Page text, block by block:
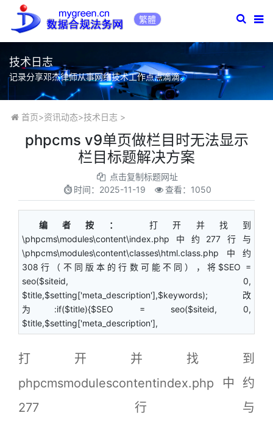
繁體
技术日志
记录分享邓杰律师从事网络技术工作点点滴滴。
首页>资讯动态>技术日志>
phpcms v9单页做栏目时无法显示
栏目标题解决方案
点击复制标题网址
时间： 2025-11-19 查看：1050
编者按：
打开并找到
\phpcms\modules\content\index.php中约277行与
\phpcms\modules\content\classes\html.class.php中约
308行（不同版本的行数可能不同），将$SEO =
seo($siteid, 0,
$title,$setting['meta_description'],$keywords);改
为:if($title){$SEO = seo($siteid, 0,
$title,$setting['meta_description'],
打开并找到
phpcmsmodulescontentindex.php中约
277行与